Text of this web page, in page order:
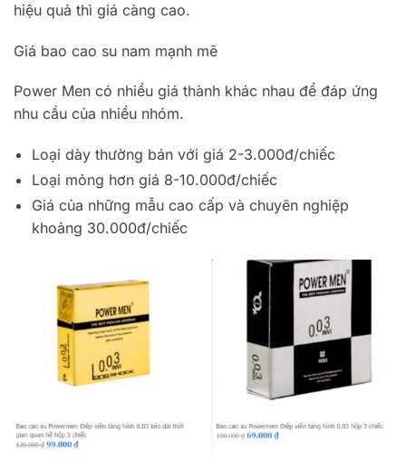
hiệu quả thì giá càng cao.
Giá bao cao su nam mạnh mẽ
Power Men có nhiều giá thành khác nhau để đáp ứng
nhu cầu của nhiều nhóm.
Loại dày thường bán với giá 2-3.000đ/chiếc
Loại mỏng hơn giá 8-10.000đ/chiếc
Giá của những mẫu cao cấp và chuyên nghiệp
khoảng 30.000đ/chiếc